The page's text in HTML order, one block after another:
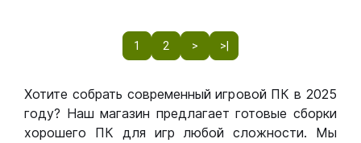
1 2 > >|
Хотите собрать современный игровой ПК в 2025
году? Наш магазин предлагает готовые сборки
хорошего ПК для игр любой сложности. Мы